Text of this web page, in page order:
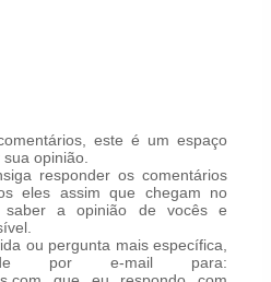
este é um espaço
opinião.
responder os comentários
eles assim que chegam no
saber a opinião de vocês e
ou pergunta mais específica,
por e-mail para: